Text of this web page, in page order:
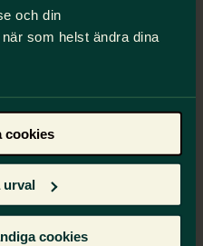
och din
som helst ändra dina
cookies
urval
cookies
många frågor kring dina
enligt lag och
du
eller dragit in din
tänka på. Som
kontakten med